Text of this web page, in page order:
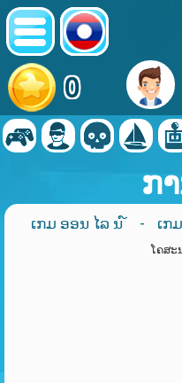
0
ກ
ເກມ ອອນ ໄລ ນ ໌ - ເກ
ໂຄສະ